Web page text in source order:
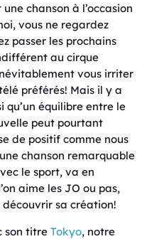
chanson à l’occasion
vous ne regardez
passer les prochains
au cirque
vous irriter
préférés! Mais il y a
qu’un équilibre entre le
peut pourtant
de positif comme nous
chanson remarquable
le sport, va en
aime les JO ou pas,
découvrir sa création!
son titre Tokyo, notre